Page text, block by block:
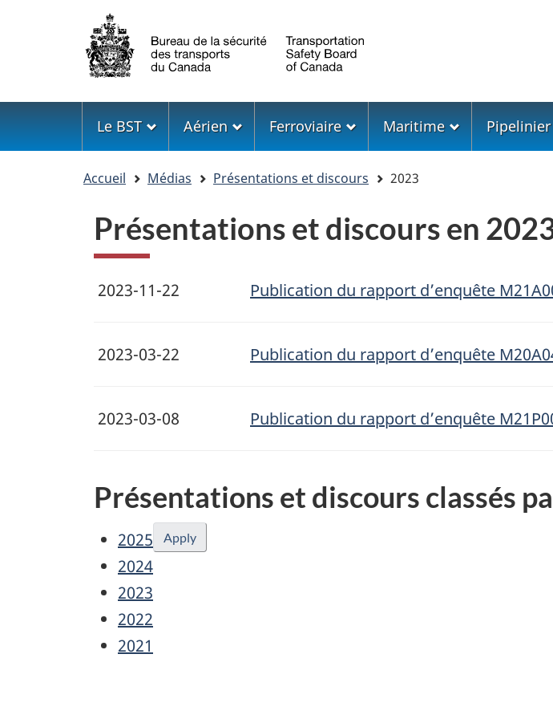
Sélection
de
la
langue
Menu
Le BST Aérien Ferroviaire Maritime Pipelinier
Accueil Médias Présentations et discours 2023
Présentations et discours en
2023-11-22 Publication du rapport d’enquête
2023-03-22 Publication du rapport d’enquête
2023-03-08 Publication du rapport d’enquête
Présentations et discours classés
2025
2024
2023
2022
2021
Apply